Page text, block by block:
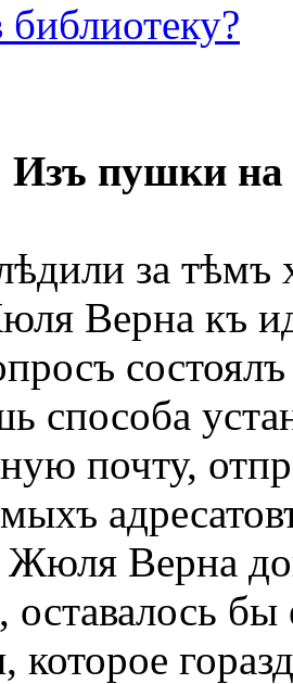
Изъ пушки
за тѣмъ
Верна къ
способа
почту,
Верна
оставалось
которое